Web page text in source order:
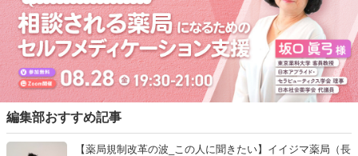
編集部おすすめ記事
【薬局規制改革の波_この人に聞きたい】イイジマ薬局（長